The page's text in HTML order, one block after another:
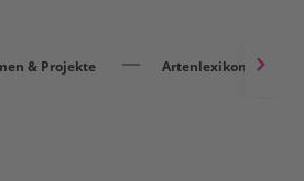
& Projekte Artenlexikon